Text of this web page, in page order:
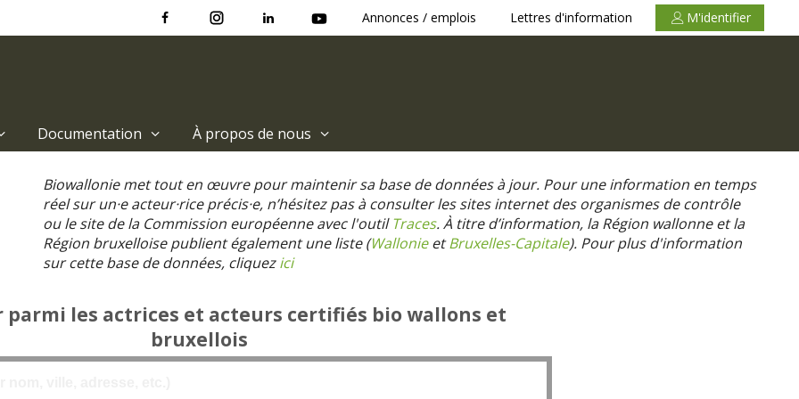
Annonces / emplois Lettres d'information M'identifier
Documentation À propos de nous
Biowallonie met tout en œuvre pour maintenir sa base de données à jour. Pour une information en temps
réel sur un·e acteur·rice précis·e, n’hésitez pas à consulter les sites internet des organismes de contrôle
ou le site de la Commission européenne avec l'outilTraces. À titre d’information, la Région wallonne et la
Région bruxelloise publient également une liste (WallonieetBruxelles-Capitale). Pour plus d'information
sur cette base de données, cliquezici
parmi les actrices et acteurs certifiés bio wallons et
bruxellois